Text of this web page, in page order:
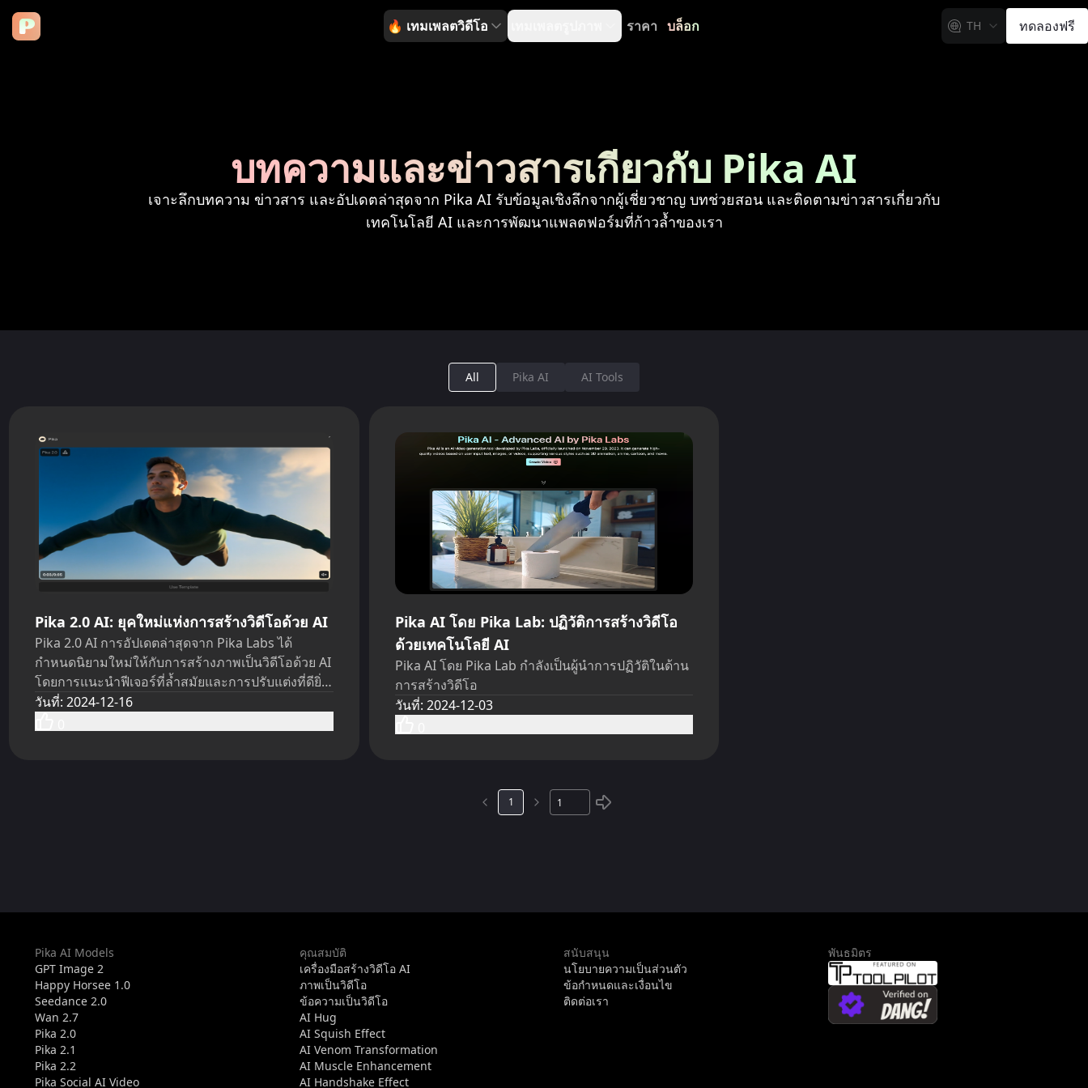
🔥 เทมเพลตวิดีโอ ราคา บล็อก TH ทดลองฟรี
บทความและข่าวสารเกี่ยวกับ Pika AI
เจาะลึกบทความ ข่าวสาร และอัปเดตล่าสุดจาก Pika AI รับข้อมูลเชิงลึกจากผู้เชี่ยวชาญ บทช่วยสอน และติดตามข่าวสารเกี่ยวกับ
เทคโนโลยี AI และการพัฒนาแพลตฟอร์มที่ก้าวล้ำของเรา
All Pika AI AI Tools
Pika 2.0 AI: ยุคใหม่แห่งการสร้างวิดีโอด้วย AI
Pika 2.0 AI การอัปเดตล่าสุดจาก Pika Labs ได้
กำหนดนิยามใหม่ให้กับการสร้างภาพเป็นวิดีโอด้วย AI
โดยการแนะนำฟีเจอร์ที่ล้ำสมัยและการปรับแต่งที่ดียิ่ง
ขึ้น
วันที่: 2024-12-16
Pika AI โดย Pika Lab: ปฏิวัติการสร้างวิดีโอ
ด้วยเทคโนโลยี AI
Pika AI โดย Pika Lab กำลังเป็นผู้นำการปฏิวัติในด้าน
การสร้างวิดีโอ
วันที่: 2024-12-03
1
Pika AI Models
GPT Image 2
Happy Horsee 1.0
Seedance 2.0
Wan 2.7
Pika 2.0
Pika 2.1
Pika 2.2
Pika Social AI Video
คุณสมบัติ
เครื่องมือสร้างวิดีโอ AI
ภาพเป็นวิดีโอ
ข้อความเป็นวิดีโอ
AI Hug
AI Squish Effect
AI Venom Transformation
AI Muscle Enhancement
AI Handshake Effect
สนับสนุน
นโยบายความเป็นส่วนตัว
ข้อกำหนดและเงื่อนไข
ติดต่อเรา
พันธมิตร